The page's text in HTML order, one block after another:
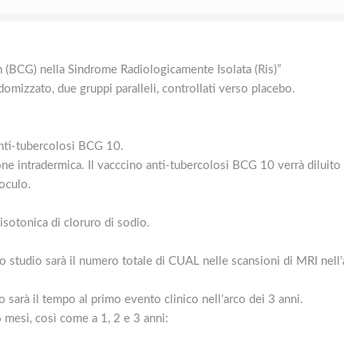
nella Sindrome Radiologicamente Isolata (Ris)”
due gruppi paralleli, controllati verso placebo.
tubercolosi BCG 10.
intradermica. Il vacccino anti-tubercolosi BCG 10 verrà
di cloruro di sodio.
studio sarà il numero totale di CUAL nelle scansioni di MRI
sarà il tempo al primo evento clinico nell’arco dei 3 anni.
così come a 1, 2 e 3 anni: